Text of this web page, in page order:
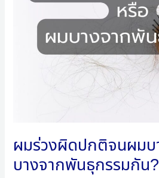
ผมร่วงผิดปกติจนผมบ
บางจากพันธุกรรมกัน?
กัน?